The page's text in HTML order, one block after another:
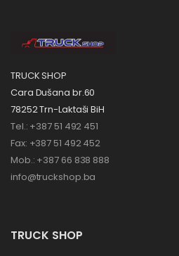
TRUCK SHOP
Cara Dušana br.60
78252 Trn-Laktaši BiH
Tel.: +387 51 492 451
Fax: +387 51 492 452
Mob.: +387 66 838 888
info@truckshop.ba
TRUCK SHOP